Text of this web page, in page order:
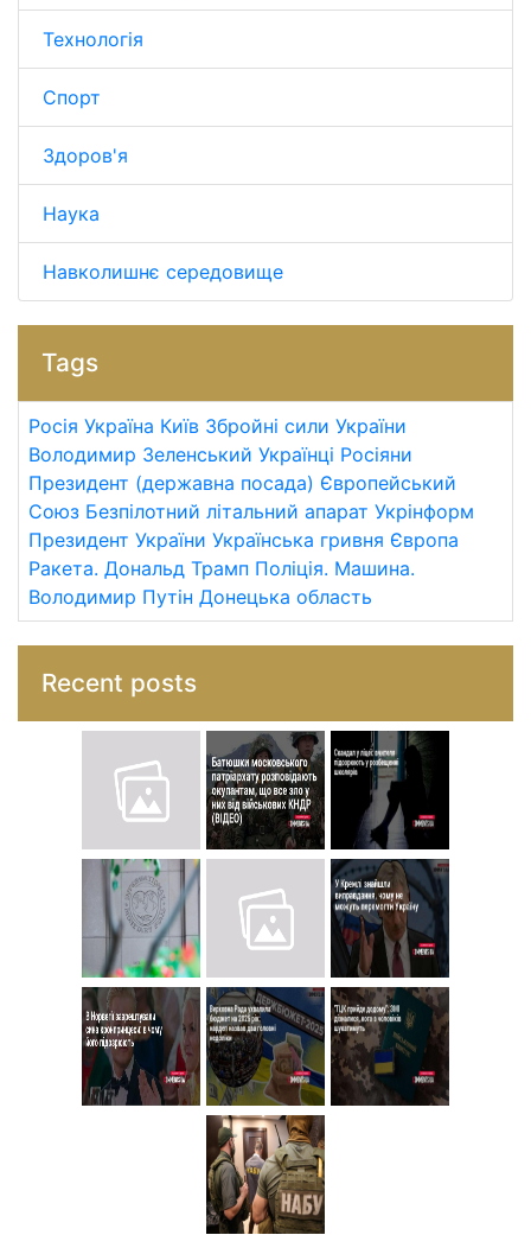
Технологія
Спорт
Здоров'я
Наука
Навколишнє середовище
Tags
Росія Україна Київ Збройні сили України
Володимир Зеленський Українці Росіяни
Президент (державна посада) Європейський
Союз Безпілотний літальний апарат Укрінформ
Президент України Українська гривня Європа
Ракета. Дональд Трамп Поліція. Машина.
Володимир Путін Донецька область
Recent posts